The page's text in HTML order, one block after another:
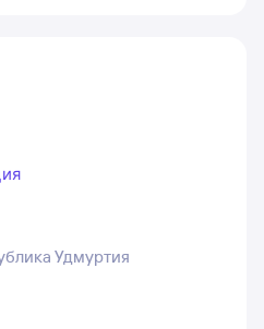
Удмуртия